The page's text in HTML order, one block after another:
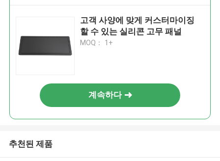
고객 사양에 맞게 커스터마이징
할 수 있는 실리콘 고무 패널
MOQ： 1+
계속하다
추천된 제품